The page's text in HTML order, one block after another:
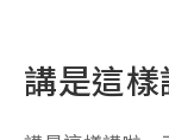
講是這